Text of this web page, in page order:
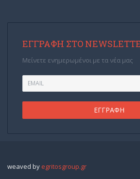
ΕΓΓΡΑΦΉ ΣΤΟ
Μείνετε ενημερωμένοι με τα νέα μας
weaved by egritosgroup.gr